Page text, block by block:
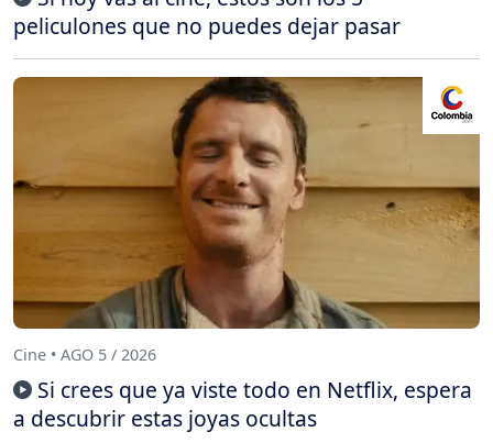
peliculones que no puedes dejar pasar
Cine • AGO 5 / 2026
Si crees que ya viste todo en Netflix, espera
a descubrir estas joyas ocultas